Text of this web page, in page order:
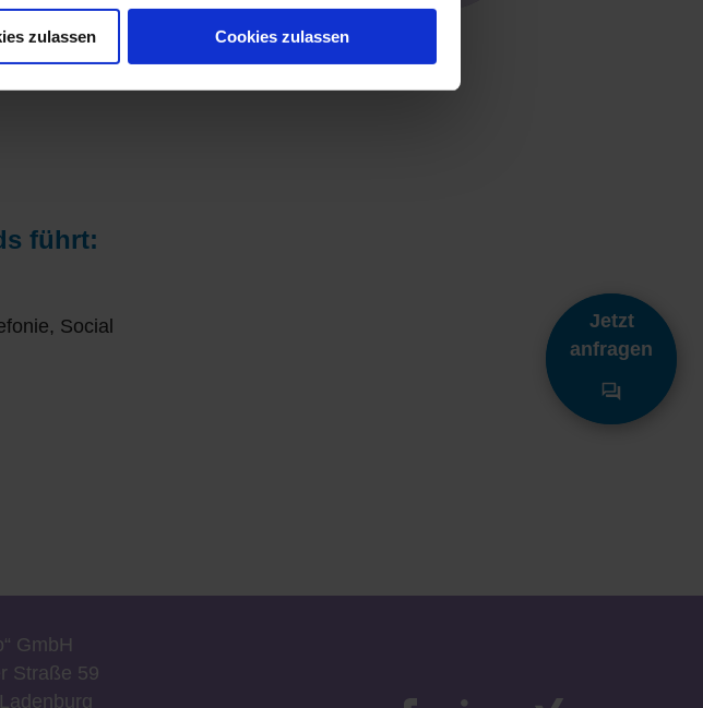
zulassen Cookies zulassen
auf das
führt:
Social
Jetzt
anfragen
GmbH
Straße 59